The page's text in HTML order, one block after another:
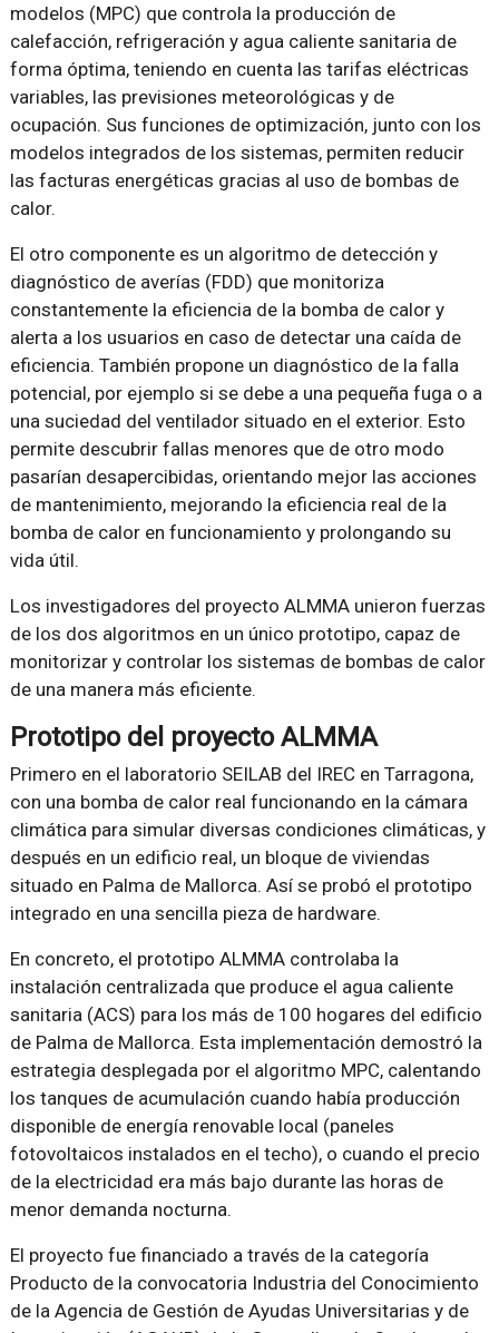
modelos (MPC) que controla la producción de
calefacción, refrigeración y agua caliente sanitaria de
forma óptima, teniendo en cuenta las tarifas eléctricas
variables, las previsiones meteorológicas y de
ocupación. Sus funciones de optimización, junto con los
modelos integrados de los sistemas, permiten reducir
las facturas energéticas gracias al uso de bombas de
calor.
El otro componente es un algoritmo de detección y
diagnóstico de averías (FDD) que monitoriza
constantemente la eficiencia de la bomba de calor y
alerta a los usuarios en caso de detectar una caída de
eficiencia. También propone un diagnóstico de la falla
potencial, por ejemplo si se debe a una pequeña fuga o a
una suciedad del ventilador situado en el exterior. Esto
permite descubrir fallas menores que de otro modo
pasarían desapercibidas, orientando mejor las acciones
de mantenimiento, mejorando la eficiencia real de la
bomba de calor en funcionamiento y prolongando su
vida útil.
Los investigadores del proyecto ALMMA unieron fuerzas
de los dos algoritmos en un único prototipo, capaz de
monitorizar y controlar los sistemas de bombas de calor
de una manera más eficiente.
Prototipo del proyecto ALMMA
Primero en el laboratorio SEILAB del IREC en Tarragona,
con una bomba de calor real funcionando en la cámara
climática para simular diversas condiciones climáticas, y
después en un edificio real, un bloque de viviendas
situado en Palma de Mallorca. Así se probó el prototipo
integrado en una sencilla pieza de hardware.
En concreto, el prototipo ALMMA controlaba la
instalación centralizada que produce el agua caliente
sanitaria (ACS) para los más de 100 hogares del edificio
de Palma de Mallorca. Esta implementación demostró la
estrategia desplegada por el algoritmo MPC, calentando
los tanques de acumulación cuando había producción
disponible de energía renovable local (paneles
fotovoltaicos instalados en el techo), o cuando el precio
de la electricidad era más bajo durante las horas de
menor demanda nocturna.
El proyecto fue financiado a través de la categoría
Producto de la convocatoria Industria del Conocimiento
de la Agencia de Gestión de Ayudas Universitarias y de